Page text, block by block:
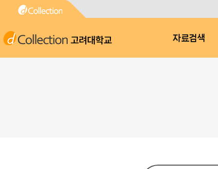
고려대학교 자료검색